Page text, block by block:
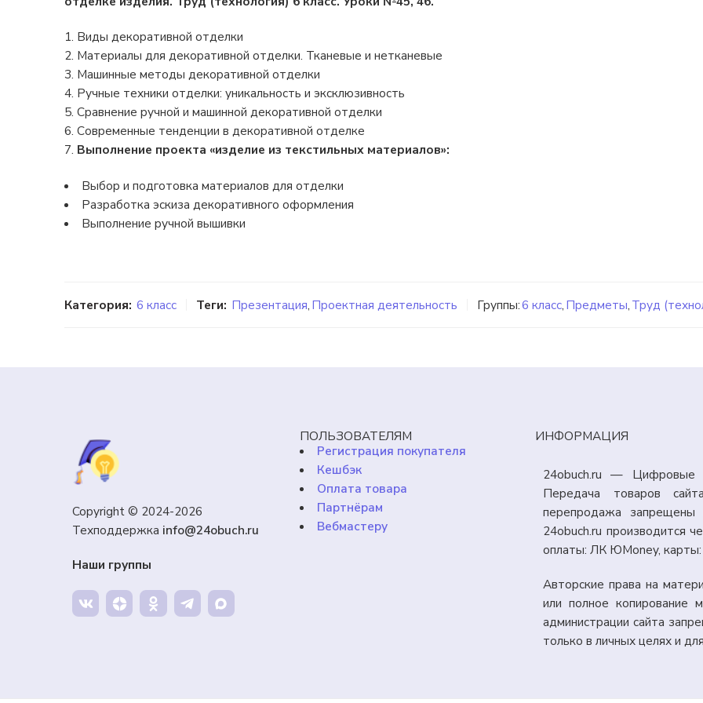
Виды декоративной отделки
Материалы для декоративной отделки. Тканевые и нетканевые
Машинные методы декоративной отделки
Ручные техники отделки: уникальность и эксклюзивность
Сравнение ручной и машинной декоративной отделки
Современные тенденции в декоративной отделке
Выполнение проекта «изделие из текстильных материалов»:
Выбор и подготовка материалов для отделки
Разработка эскиза декоративного оформления
Выполнение ручной вышивки
Категория: 6 класс Теги: Презентация,Проектная деятельность Группы:6 класс,Предметы,Труд
Copyright © 2024-2026
Техподдержка info@24obuch.ru
Наши группы
ПОЛЬЗОВАТЕЛЯМ
Регистрация покупателя
Кешбэк
Оплата товара
Партнёрам
Вебмастеру
ИНФОРМАЦИЯ
24obuch.ru — Цифровые
Передача товаров
перепродажа запрещены
24obuch.ru производится
оплаты: ЛК ЮMoney,
Авторские права на
или полное копирование
администрации сайта
только в личных целях и